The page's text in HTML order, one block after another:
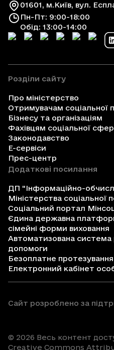
01601, м.Київ, вул.
Пн-Пт: 9:00-18:00
Обід: 13:00-14:00
Розділи сайту
Про міністерство
Отримувачам соціальної
Бізнесу та організаціям
Фахівцям соціальної
Законодавство
Е-сервіси
Прес-центр
Додаткові посилання
ДП "Інформаційно-
Міністерства соціальної
Соціальний портал
Єдина державна
сімейні форми виховання
Автоматизована система
допомоги
Безоплатне протезування
Електронний кабінет
Сайт розроблено за
© 2026 Весь контент
Creative Commons